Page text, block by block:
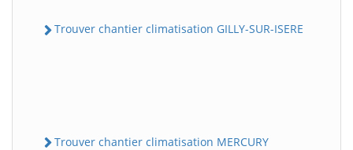
Trouver chantier climatisation GILLY-SUR-ISERE
Trouver chantier climatisation MERCURY